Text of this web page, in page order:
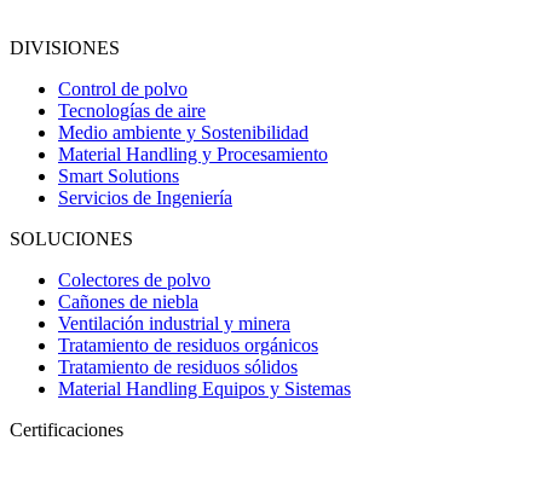
DIVISIONES
Control de polvo
Tecnologías de aire
Medio ambiente y Sostenibilidad
Material Handling y Procesamiento
Smart Solutions
Servicios de Ingeniería
SOLUCIONES
Colectores de polvo
Cañones de niebla
Ventilación industrial y minera
Tratamiento de residuos orgánicos
Tratamiento de residuos sólidos
Material Handling Equipos y Sistemas
Certificaciones